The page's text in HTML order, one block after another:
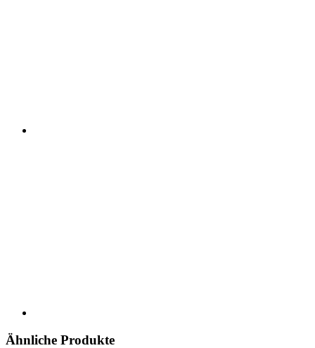
Ähnliche Produkte